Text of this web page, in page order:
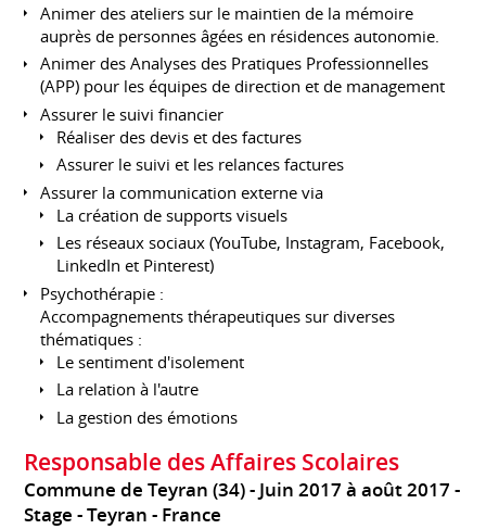
Animer des ateliers sur le maintien de la mémoire
auprès de personnes âgées en résidences autonomie.
Animer des Analyses des Pratiques Professionnelles
(APP) pour les équipes de direction et de management
Assurer le suivi financier
Réaliser des devis et des factures
Assurer le suivi et les relances factures
Assurer la communication externe via
La création de supports visuels
Les réseaux sociaux (YouTube, Instagram, Facebook,
LinkedIn et Pinterest)
Psychothérapie :
Accompagnements thérapeutiques sur diverses
thématiques :
Le sentiment d'isolement
La relation à l'autre
La gestion des émotions
Responsable des Affaires Scolaires
Commune de Teyran (34)
Juin 2017 à août 2017
Stage
Teyran France